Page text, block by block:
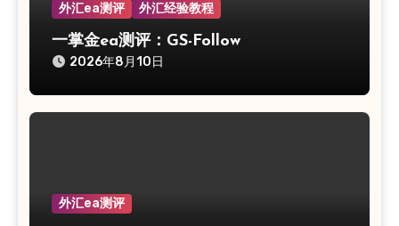
外汇ea测评 外汇经验教程
一掌金ea测评：GS-Follow
2026年8月10日
外汇ea测评